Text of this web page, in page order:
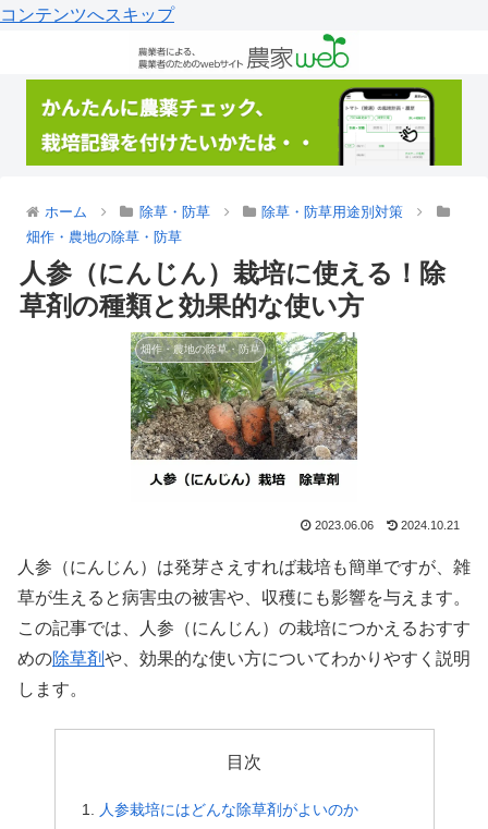
コンテンツへスキップ
ホーム 除草・防草
除草・防草用途別対策
畑作・農地の除草・防草
人参（にんじん）栽培に使える！除
草剤の種類と効果的な使い方
畑作・農地の除草・防草
2023.06.06 2024.10.21
人参（にんじん）は発芽さえすれば栽培も簡単ですが、雑
草が生えると病害虫の被害や、収穫にも影響を与えます。
この記事では、人参（にんじん）の栽培につかえるおすす
めの除草剤や、効果的な使い方についてわかりやすく説明
します。
目次
人参栽培にはどんな除草剤がよいのか